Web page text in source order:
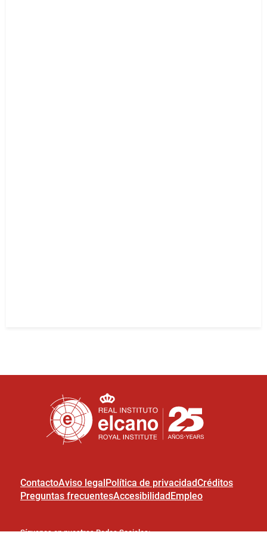
ContactoAviso legalPolítica de privacidadCréditos
Preguntas frecuentesAccesibilidadEmpleo
Síguenos en nuestras Redes Sociales: